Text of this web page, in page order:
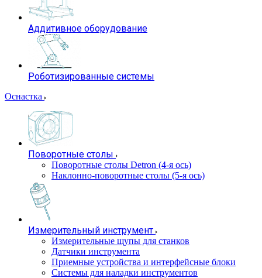
Аддитивное оборудование
Роботизированные системы
Оснастка
Поворотные столы
Поворотные столы Detron (4-я ось)
Наклонно-поворотные столы (5-я ось)
Измерительный инструмент
Измерительные щупы для станков
Датчики инструмента
Приемные устройства и интерфейсные блоки
Системы для наладки инструментов